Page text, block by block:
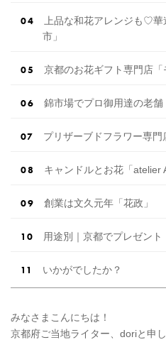
上品な和花アレンジも♡
市」
京都のお花ギフト専門店「
錦市場でプロ御用達の老舗
プリザーブドフラワー専門
キャンドルとお花「atelier
創業は文久元年「花政」
用途別｜京都でプレゼン
いかがでしたか？
みなさまこんにちは！
京都府ご当地ライター、doriと申し